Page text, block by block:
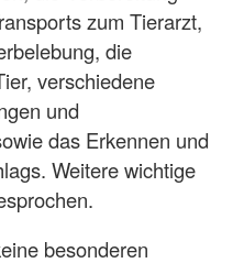
zum Tierarzt,
die
verschiedene
und
das Erkennen und
Weitere wichtige
besonderen